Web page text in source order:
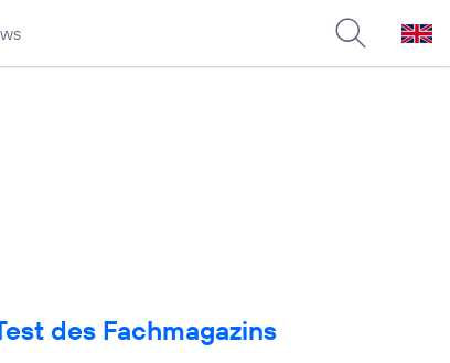
des Fachmagazins